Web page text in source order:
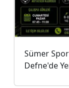
Sümer
Defne'de